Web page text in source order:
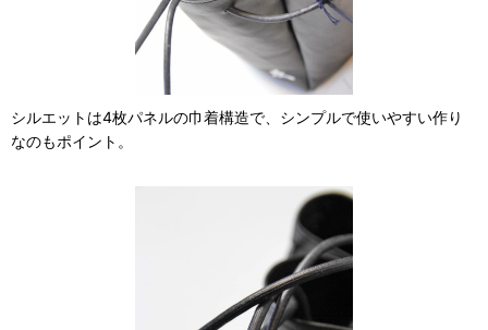
シルエットは4枚パネルの巾着構造で、シンプルで使いやすい作り
なのもポイント。